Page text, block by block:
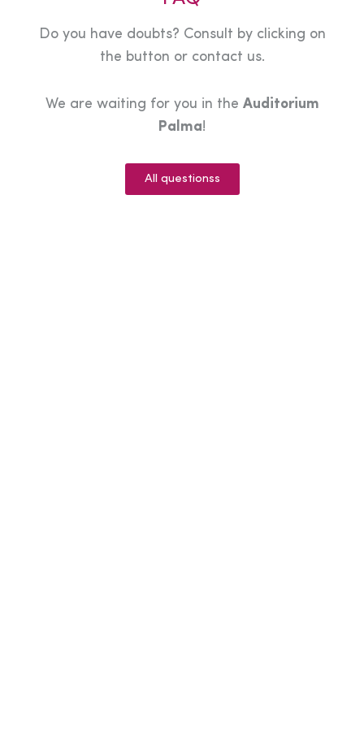
Do you have doubts? Consult by clicking on
the button or contact us.
We are waiting for you in the Auditorium
Palma!
All questionss